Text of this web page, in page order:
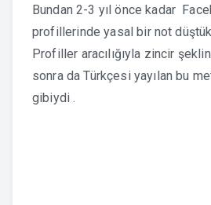
Bundan 2-3 yıl önce kadar
profillerinde yasal bir not
Profiller aracılığıyla zincir
sonra da Türkçesi yayılan bu
gibiydi .